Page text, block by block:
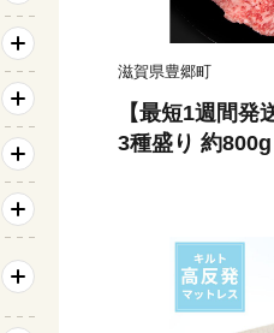
滋賀県豊郷町
【最短1週間発
3種盛り 約
肉 黒毛和牛 焼
赤身 霜降り 肉
ブランド牛
県 豊郷町